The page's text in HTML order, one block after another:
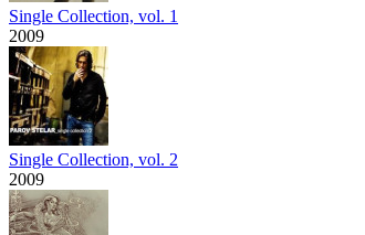
Single Collection, vol. 1
2009
Single Collection, vol. 2
2009